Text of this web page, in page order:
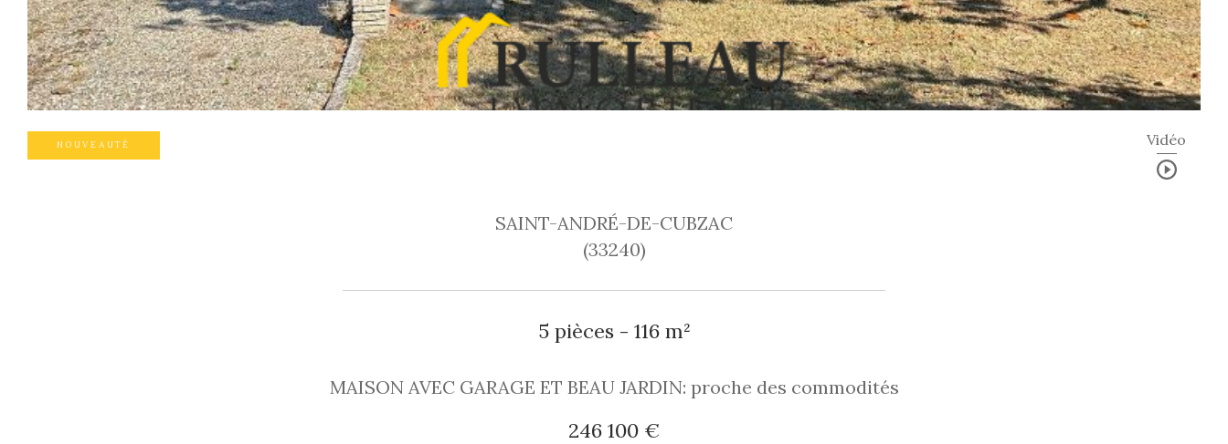
NOUVEAUTÉ Vidéo
SAINT-ANDRÉ-DE-CUBZAC
(33240)
5 pièces - 116 m²
MAISON AVEC GARAGE ET BEAU JARDIN: proche des commodités
246 100 €